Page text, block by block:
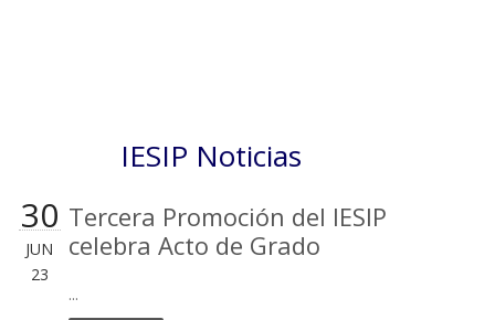
IESIP Noticias
30
JUN
23
Tercera Promoción del IESIP
celebra Acto de Grado
...